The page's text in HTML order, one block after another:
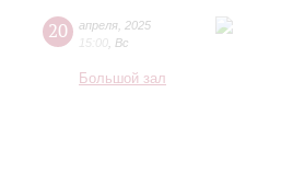
20 апреля 2025
15:00 Вс
Большой зал